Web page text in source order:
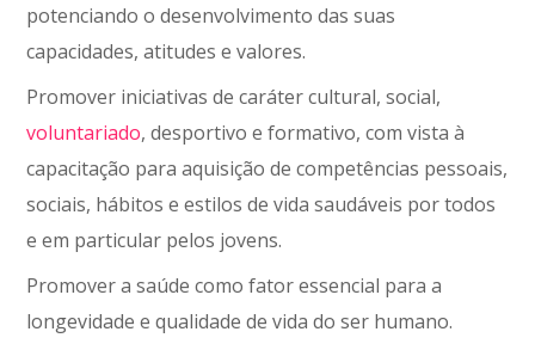
potenciando o desenvolvimento das suas
capacidades, atitudes e valores.
Promover iniciativas de caráter cultural, social,
voluntariado, desportivo e formativo, com vista à
capacitação para aquisição de competências pessoais,
sociais, hábitos e estilos de vida saudáveis por todos
e em particular pelos jovens.
Promover a saúde como fator essencial para a
longevidade e qualidade de vida do ser humano.